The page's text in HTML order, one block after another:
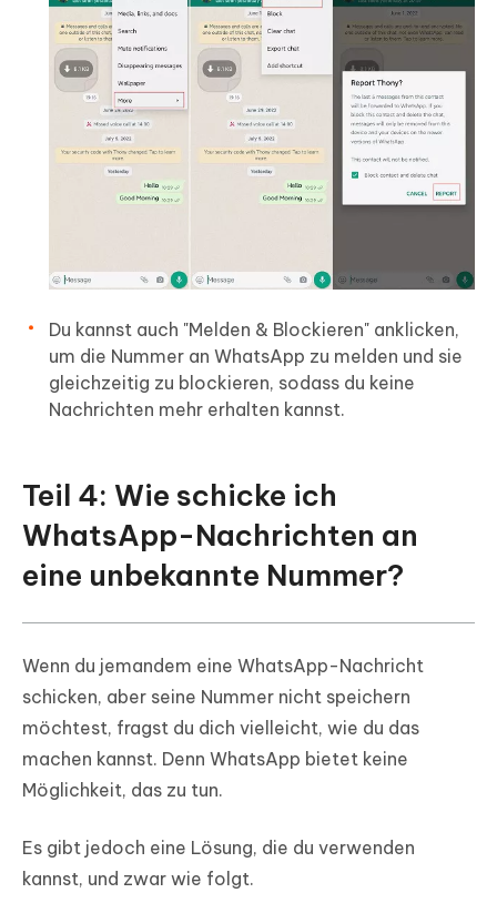
Du kannst auch "Melden & Blockieren" anklicken,
um die Nummer an WhatsApp zu melden und sie
gleichzeitig zu blockieren, sodass du keine
Nachrichten mehr erhalten kannst.
Teil 4: Wie schicke ich
WhatsApp-Nachrichten an
eine unbekannte Nummer?
Wenn du jemandem eine WhatsApp-Nachricht
schicken, aber seine Nummer nicht speichern
möchtest, fragst du dich vielleicht, wie du das
machen kannst. Denn WhatsApp bietet keine
Möglichkeit, das zu tun.
Es gibt jedoch eine Lösung, die du verwenden
kannst, und zwar wie folgt.